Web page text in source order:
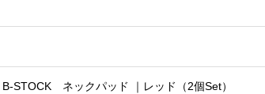
B-STOCK ネックパッド ｜レッド（2個Set）